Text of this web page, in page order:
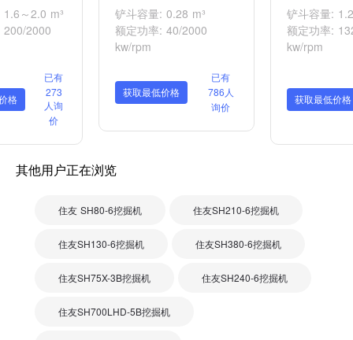
～2.0 m³
200/2000
格
已有
273
人询
价
铲斗容量: 0.28 m³
额定功率: 40/2000
kw/rpm
获取最低价格
已有
786人
询价
铲斗容量:
额定功率:
kw/rpm
获取最低价格
其他用户正在浏览
住友 SH80-6挖掘机 住友SH210-6挖掘机
住友SH130-6挖掘机 住友SH380-6挖掘机
住友SH75X-3B挖掘机 住友SH240-6挖掘机
住友SH700LHD-5B挖掘机